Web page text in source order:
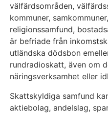
välfärdsområden,
kommuner,
religionssamfund,
är befriade från
utländska dödsbon
rundradioskatt, även om
näringsverksamhet eller
Skattskyldiga samfund
aktiebolag, andelslag,